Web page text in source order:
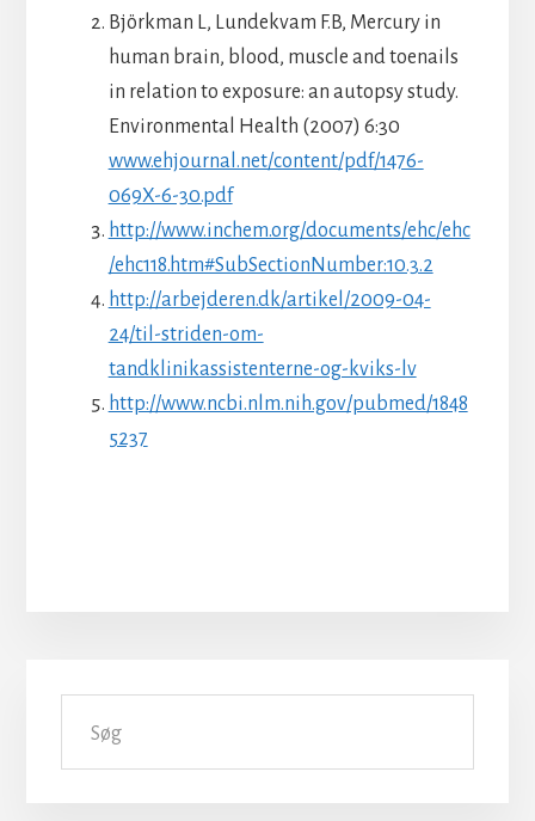
Björkman L, Lundekvam F.B, Mercury in
human brain, blood, muscle and toenails
in relation to exposure: an autopsy study.
Environmental Health (2007) 6:30
www.ehjournal.net/content/pdf/1476-
069X-6-30.pdf
http://www.inchem.org/documents/ehc/ehc
/ehc118.htm#SubSectionNumber:10.3.2
http://arbejderen.dk/artikel/2009-04-
24/til-striden-om-
tandklinikassistenterne-og-kviks-lv
http://www.ncbi.nlm.nih.gov/pubmed/1848
5237
Primær
Sidebar